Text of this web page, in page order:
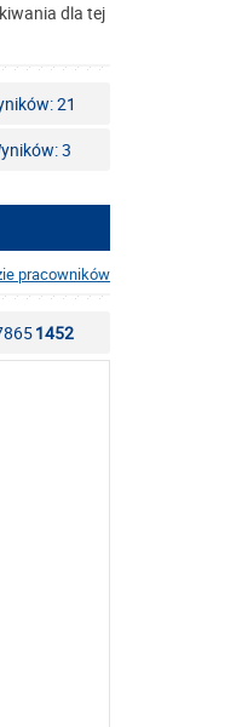
dla tej
21
3
pracowników
1452